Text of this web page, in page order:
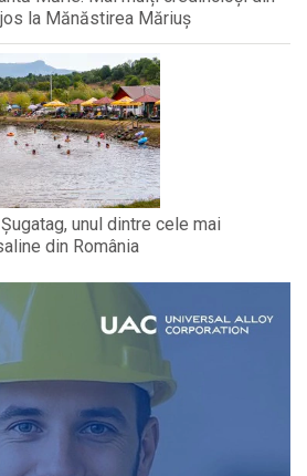
la Mănăstirea Măriuș
unul dintre cele mai
din România